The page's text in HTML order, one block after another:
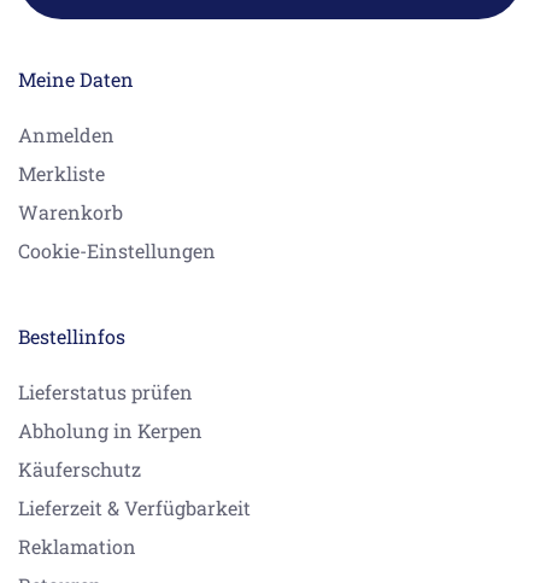
Meine Daten
Anmelden
Merkliste
Warenkorb
Cookie-Einstellungen
Bestellinfos
Lieferstatus prüfen
Abholung in Kerpen
Käuferschutz
Lieferzeit & Verfügbarkeit
Reklamation